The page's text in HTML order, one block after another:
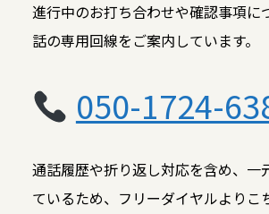
進行中のお打ち合わせや確認事項に
話の専用回線をご案内しています。
050-1724-
通話履歴や折り返し対応を含め、一
ているため、フリーダイヤルよりこ